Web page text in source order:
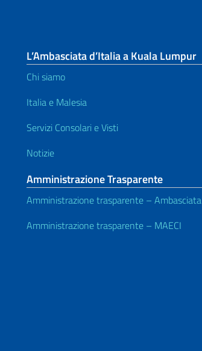
L’Ambasciata d’Italia a Kuala Lumpur
Chi siamo
Italia e Malesia
Servizi Consolari e Visti
Notizie
Amministrazione Trasparente
Amministrazione trasparente – Ambasciata
Amministrazione trasparente – MAECI